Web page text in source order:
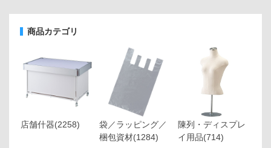
商品カテゴリ
店舗什器(2258)
袋／ラッピング／
梱包資材(1284)
陳列・ディスプレ
イ用品(714)